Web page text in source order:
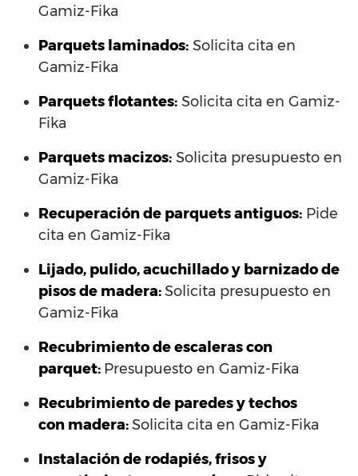
Gamiz-Fika
Parquets laminados: Solicita cita en
Gamiz-Fika
Parquets flotantes: Solicita cita en Gamiz-
Fika
Parquets macizos: Solicita presupuesto en
Gamiz-Fika
Recuperación de parquets antiguos: Pide
cita en Gamiz-Fika
Lijado, pulido, acuchillado y barnizado de
pisos de madera:Solicita presupuesto en
Gamiz-Fika
Recubrimiento de escaleras con
parquet: Presupuesto en Gamiz-Fika
Recubrimiento de paredes y techos
con madera:Solicita cita en Gamiz-Fika
Instalación de rodapiés, frisos y